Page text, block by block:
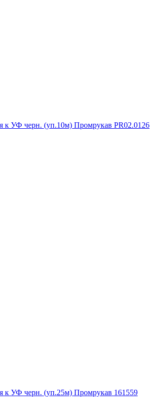
к УФ черн. (уп.10м) Промрукав PR02.0126
к УФ черн. (уп.25м) Промрукав 161559